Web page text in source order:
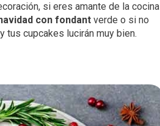
si eres amante de la cocina
con fondant verde o si no
tus cupcakes lucirán muy bien.